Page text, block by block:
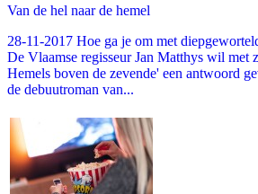
Van de hel naar de hemel
28-11-2017 Hoe ga je om met
De Vlaamse regisseur Jan Matthys wil met
Hemels boven de zevende' een antwoord
de debuutroman van...